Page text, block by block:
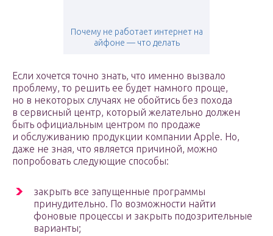
Почему не работает интернет на
айфоне — что делать
Если хочется точно знать, что именно вызвало
проблему, то решить ее будет намного проще,
но в некоторых случаях не обойтись без похода
в сервисный центр, который желательно должен
быть официальным центром по продаже
и обслуживанию продукции компании Apple. Но,
даже не зная, что является причиной, можно
попробовать следующие способы:
закрыть все запущенные программы
принудительно. По возможности найти
фоновые процессы и закрыть подозрительные
варианты;